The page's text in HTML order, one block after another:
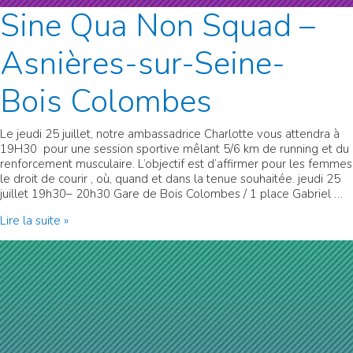
Sine Qua Non Squad –
Asnières-sur-Seine-
Bois Colombes
Le jeudi 25 juillet, notre ambassadrice Charlotte vous attendra à
19H30 pour une session sportive mêlant 5/6 km de running et du
renforcement musculaire. L’objectif est d’affirmer pour les femmes
le droit de courir , où, quand et dans la tenue souhaitée. jeudi 25
juillet 19h30– 20h30 Gare de Bois Colombes / 1 place Gabriel …
Sine
Non
Squad
–
Asnières-
sur-
Seine-
Bois
Lire la suite »